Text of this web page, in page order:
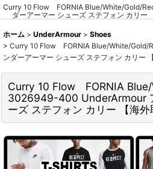
Curry 10 Flow FORNIA Blue/White/Gold/
ダーアーマー シューズ ステフォン カリー
ホーム > UnderArmour > Shoes
> Curry 10 Flow FORNIA Blue/White/Gold/
ンダーアーマー シューズ ステフォン カリー
Curry 10 Flow FORNIA
3026949-400 UnderArmour
ーズ ステフォン カリー 【海外